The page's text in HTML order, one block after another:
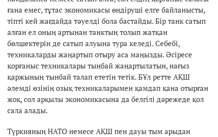
ғана емес, тұтас экономикасы өндіруші елге байланысты,
тіпті кей жағдайда тәуелді бола бастайды. Бір танк сатып
алған ел оның артынан танктың толып жатқан
бөлшектерін де сатып алуына тура келеді. Себебі,
техникаларды жаңартып отыру аса маңызды. Әсіресе
қорғаныс техникалары тынбай жаңартылатын, нағыз
қаржының тынбай талап ететін тетік. БҰл ретте АҚШ
әлемді өзінің озық техникаларымен қамдап қана отырған
жоқ, сол арқылы экономикасына да белгілі дәрежеде қол
сала алады.
Түркияның НАТО немесе АҚШ пен дауы тым арыдан